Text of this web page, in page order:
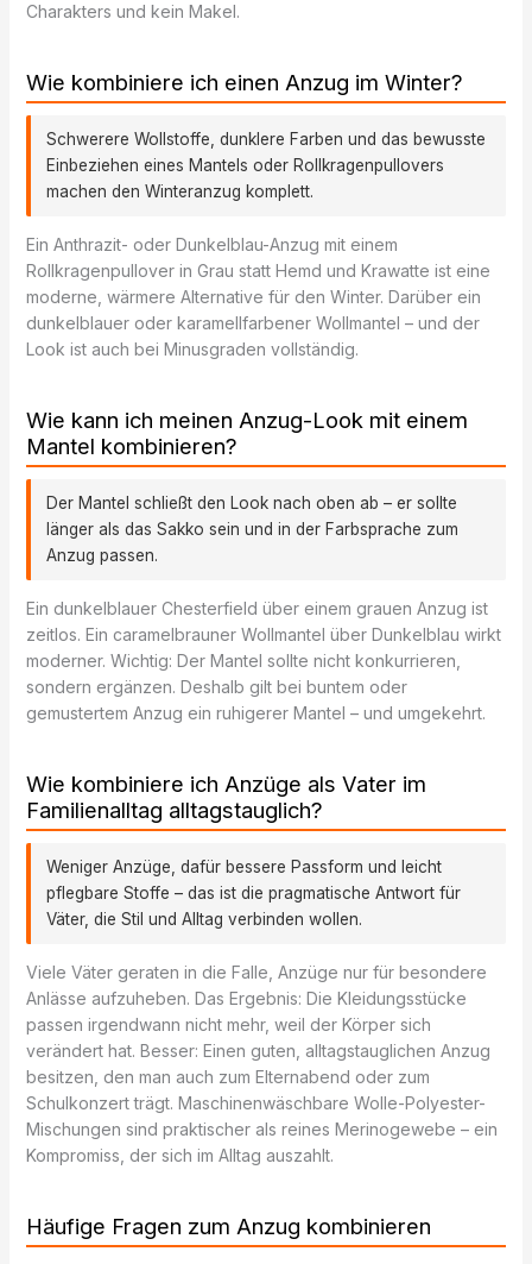
Charakters und kein Makel.
Wie kombiniere ich einen Anzug im Winter?
Schwerere Wollstoffe, dunklere Farben und das bewusste
Einbeziehen eines Mantels oder Rollkragenpullovers
machen den Winteranzug komplett.
Ein Anthrazit- oder Dunkelblau-Anzug mit einem
Rollkragenpullover in Grau statt Hemd und Krawatte ist eine
moderne, wärmere Alternative für den Winter. Darüber ein
dunkelblauer oder karamellfarbener Wollmantel – und der
Look ist auch bei Minusgraden vollständig.
Wie kann ich meinen Anzug-Look mit einem
Mantel kombinieren?
Der Mantel schließt den Look nach oben ab – er sollte
länger als das Sakko sein und in der Farbsprache zum
Anzug passen.
Ein dunkelblauer Chesterfield über einem grauen Anzug ist
zeitlos. Ein caramelbrauner Wollmantel über Dunkelblau wirkt
moderner. Wichtig: Der Mantel sollte nicht konkurrieren,
sondern ergänzen. Deshalb gilt bei buntem oder
gemustertem Anzug ein ruhigerer Mantel – und umgekehrt.
Wie kombiniere ich Anzüge als Vater im
Familienalltag alltagstauglich?
Weniger Anzüge, dafür bessere Passform und leicht
pflegbare Stoffe – das ist die pragmatische Antwort für
Väter, die Stil und Alltag verbinden wollen.
Viele Väter geraten in die Falle, Anzüge nur für besondere
Anlässe aufzuheben. Das Ergebnis: Die Kleidungsstücke
passen irgendwann nicht mehr, weil der Körper sich
verändert hat. Besser: Einen guten, alltagstauglichen Anzug
besitzen, den man auch zum Elternabend oder zum
Schulkonzert trägt. Maschinenwäschbare Wolle-Polyester-
Mischungen sind praktischer als reines Merinogewebe – ein
Kompromiss, der sich im Alltag auszahlt.
Häufige Fragen zum Anzug kombinieren